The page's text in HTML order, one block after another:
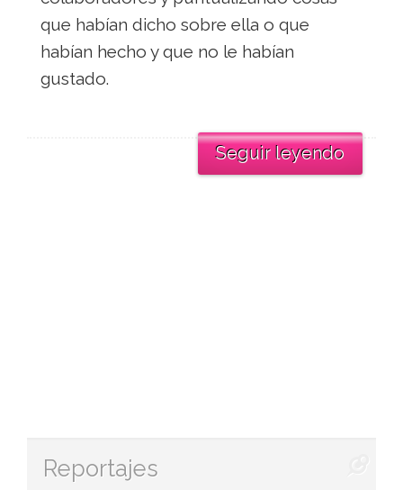
que habían dicho sobre ella o que
habían hecho y que no le habían
gustado.
Seguir leyendo
Reportajes